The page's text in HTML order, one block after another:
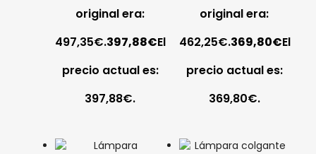
original era:
497,35€.397,88€El
precio actual es:
397,88€.
original era:
462,25€.369,80€El
precio actual es:
369,80€.